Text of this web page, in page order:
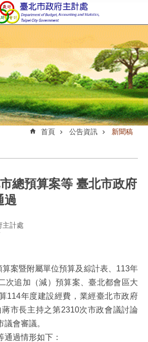
首頁 公告資訊 新聞稿
總預算案等 臺北市政府
過
主計處
案暨附屬單位預算及綜計表、113年
次追加（減）預算案、臺北都會區大
114年度建設經費，業經臺北市政府
市長主持之第2310次市政會議討論
會審議。
過情形如下：